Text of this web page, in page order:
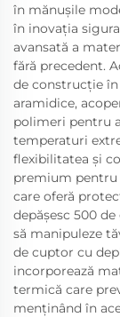
în mănușile
în inovația
avansată a
fără precedent.
de construcție
aramidice,
polimeri pentru
temperaturi
flexibilitatea și
premium pentru
care oferă
depășesc 500
să manipuleze
de cuptor cu
incorporează
termică care
menținând în